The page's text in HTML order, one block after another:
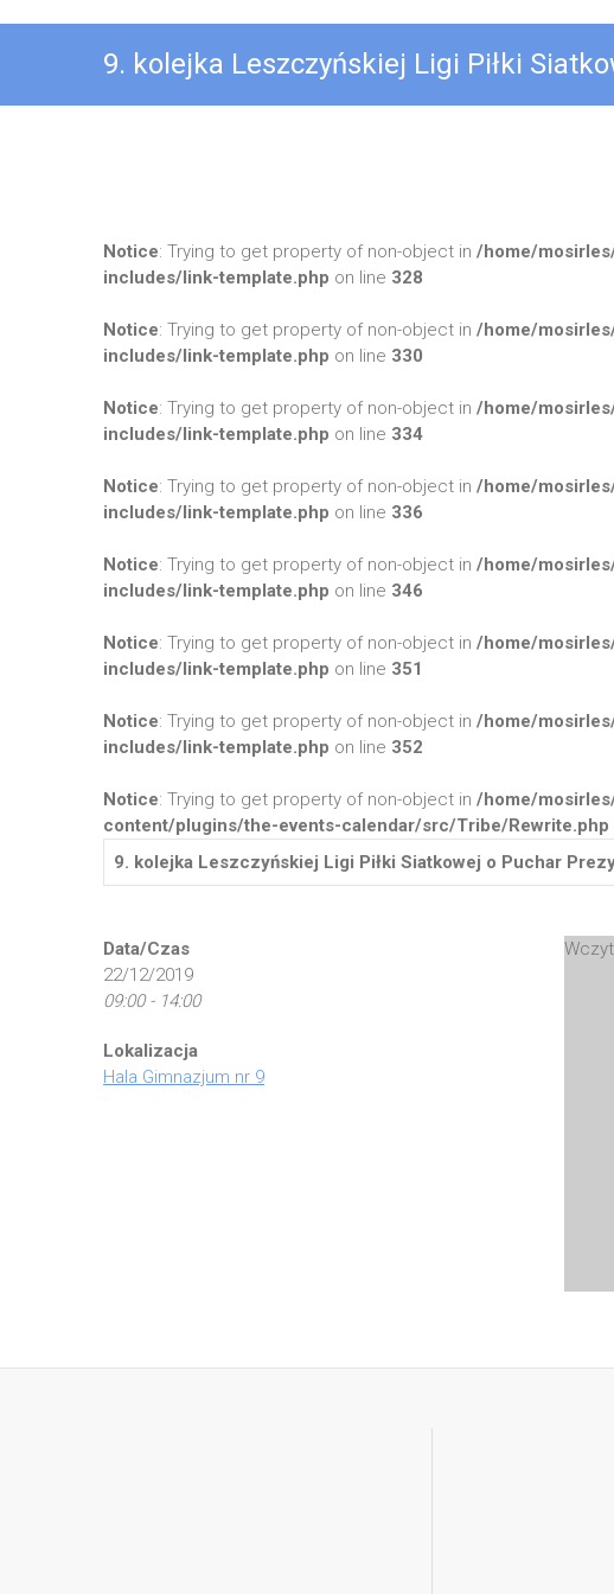
9. kolejka Leszczyńskiej Ligi Piłki
Notice: Trying to get property of non-object in /home/
includes/link-template.php on line 328
Notice: Trying to get property of non-object in /home/
includes/link-template.php on line 330
Notice: Trying to get property of non-object in /home/
includes/link-template.php on line 334
Notice: Trying to get property of non-object in /home/
includes/link-template.php on line 336
Notice: Trying to get property of non-object in /home/
includes/link-template.php on line 346
Notice: Trying to get property of non-object in /home/
includes/link-template.php on line 351
Notice: Trying to get property of non-object in /home/
includes/link-template.php on line 352
Notice: Trying to get property of non-object in /home/
content/plugins/the-events-calendar/src/Tribe/Rewrite.php
9. kolejka Leszczyńskiej Ligi Piłki Siatkowej o Puchar
Data/Czas
22/12/2019
09:00 - 14:00
Lokalizacja
Hala Gimnazjum nr 9